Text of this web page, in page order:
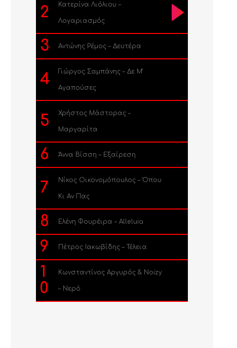
2 Κατερίνα Λιόλιου –
Λογαριασμός
3 Αντώνης Ρέμος – Δευτέρα
4 Γιώργος Σαμπάνης – Δε Μ’
Αγαπούσες
5 Χρήστος Μάστορας –
Μαργαρίτα
6 Άννα Βίσση – Εξαίρεση
7 Νίκος Οικονομόπουλος – Όπου
Κι Αν Πας
8 Ελένη Φουρέιρα – Alleluia
9 Πέτρος Ιακωβίδης – Τέλεια
1
0
Κωνσταντίνος Αργυρός & Noizy
– Νερό